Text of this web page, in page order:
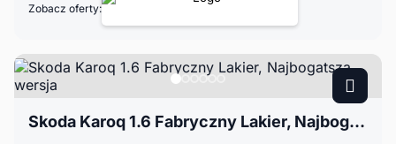
Zobacz oferty:
Skoda Karoq 1.6 Fabryczny Lakier, Najbogatsza wersja